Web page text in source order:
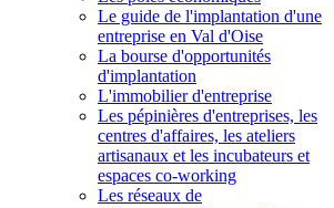
Le guide de l'implantation d'une
entreprise en Val d'Oise
La bourse d'opportunités
d'implantation
L'immobilier d'entreprise
Les pépinières d'entreprises, les
centres d'affaires, les ateliers
artisanaux et les incubateurs et
espaces co-working
Les réseaux de